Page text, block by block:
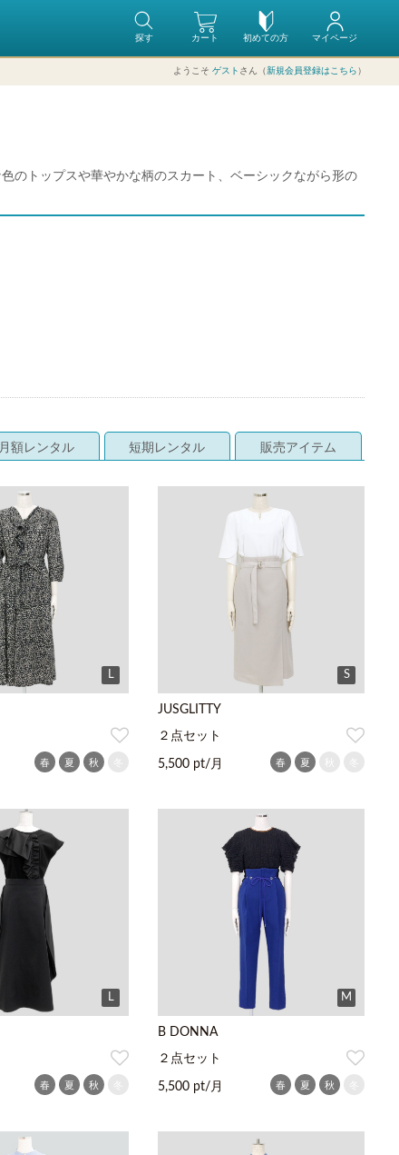
初めての方
カート マイページ
探す
ようこそ ゲスト さん（新規会員登録はこちら ）
のトップスや華やかな柄のスカート、ベーシックながら形の
月額レンタル 短期レンタル 販売アイテム
L
春 夏 秋
S
JUSGLITTY
２点セット
5,500 pt/月 春 夏
L
春 夏 秋
M
B DONNA
２点セット
5,500 pt/月 春 夏 秋